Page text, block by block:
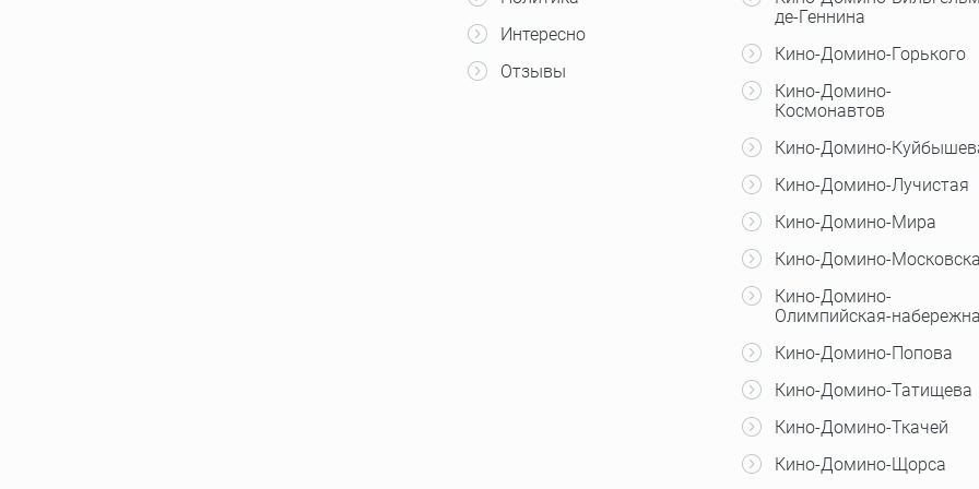
Интересно
Отзывы
де-Геннина
Кино-Домино-Горького
Кино-Домино-
Космонавтов
Кино-Домино-
Кино-Домино-Лучистая
Кино-Домино-Мира
Кино-Домино-
Кино-Домино-
Олимпийская-
Кино-Домино-Попова
Кино-Домино-Татищева
Кино-Домино-Ткачей
Кино-Домино-Щорса